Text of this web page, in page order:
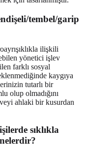
tembel/garip
ilişkili
yönetici işlev
farklı sosyal
kaygıya
tutarlı bir
olup olmadığını
ahlaki bir kusurdan
sıklıkla